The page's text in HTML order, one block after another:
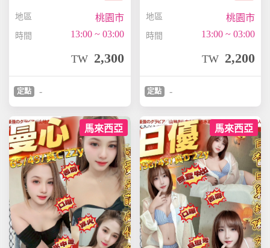
地區 桃園市
時間 13:00 ~ 03:00
TW 2,300
定點 -
地區 桃園市
時間 13:00 ~ 03:00
TW 2,200
定點 -
馬來西亞 馬來西亞